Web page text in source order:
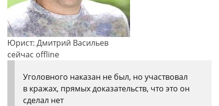
Юрист: Дмитрий Васильев
сейчас offline
Уголовного наказан не был, но участвовал
в кражах, прямых доказательств, что это он
сделал нет